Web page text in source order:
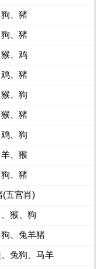
、猪
、猪
、鸡
、猪
、狗
、猪
、狗
、猴
、猪
(五宫肖)
猴、狗
、兔羊猪
兔狗、马羊